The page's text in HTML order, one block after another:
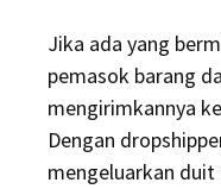
Jika ada yang
pemasok barang
mengirimkannya
Dengan
mengeluarkan